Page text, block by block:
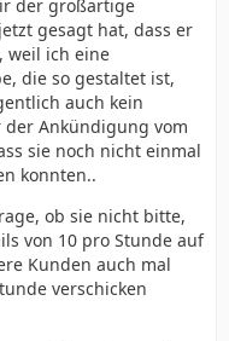
der großartige
gesagt hat, dass er
weil ich eine
die so gestaltet ist,
auch kein
Ankündigung vom
sie noch nicht einmal
konnten..
ob sie nicht bitte,
von 10 pro Stunde auf
Kunden auch mal
verschicken